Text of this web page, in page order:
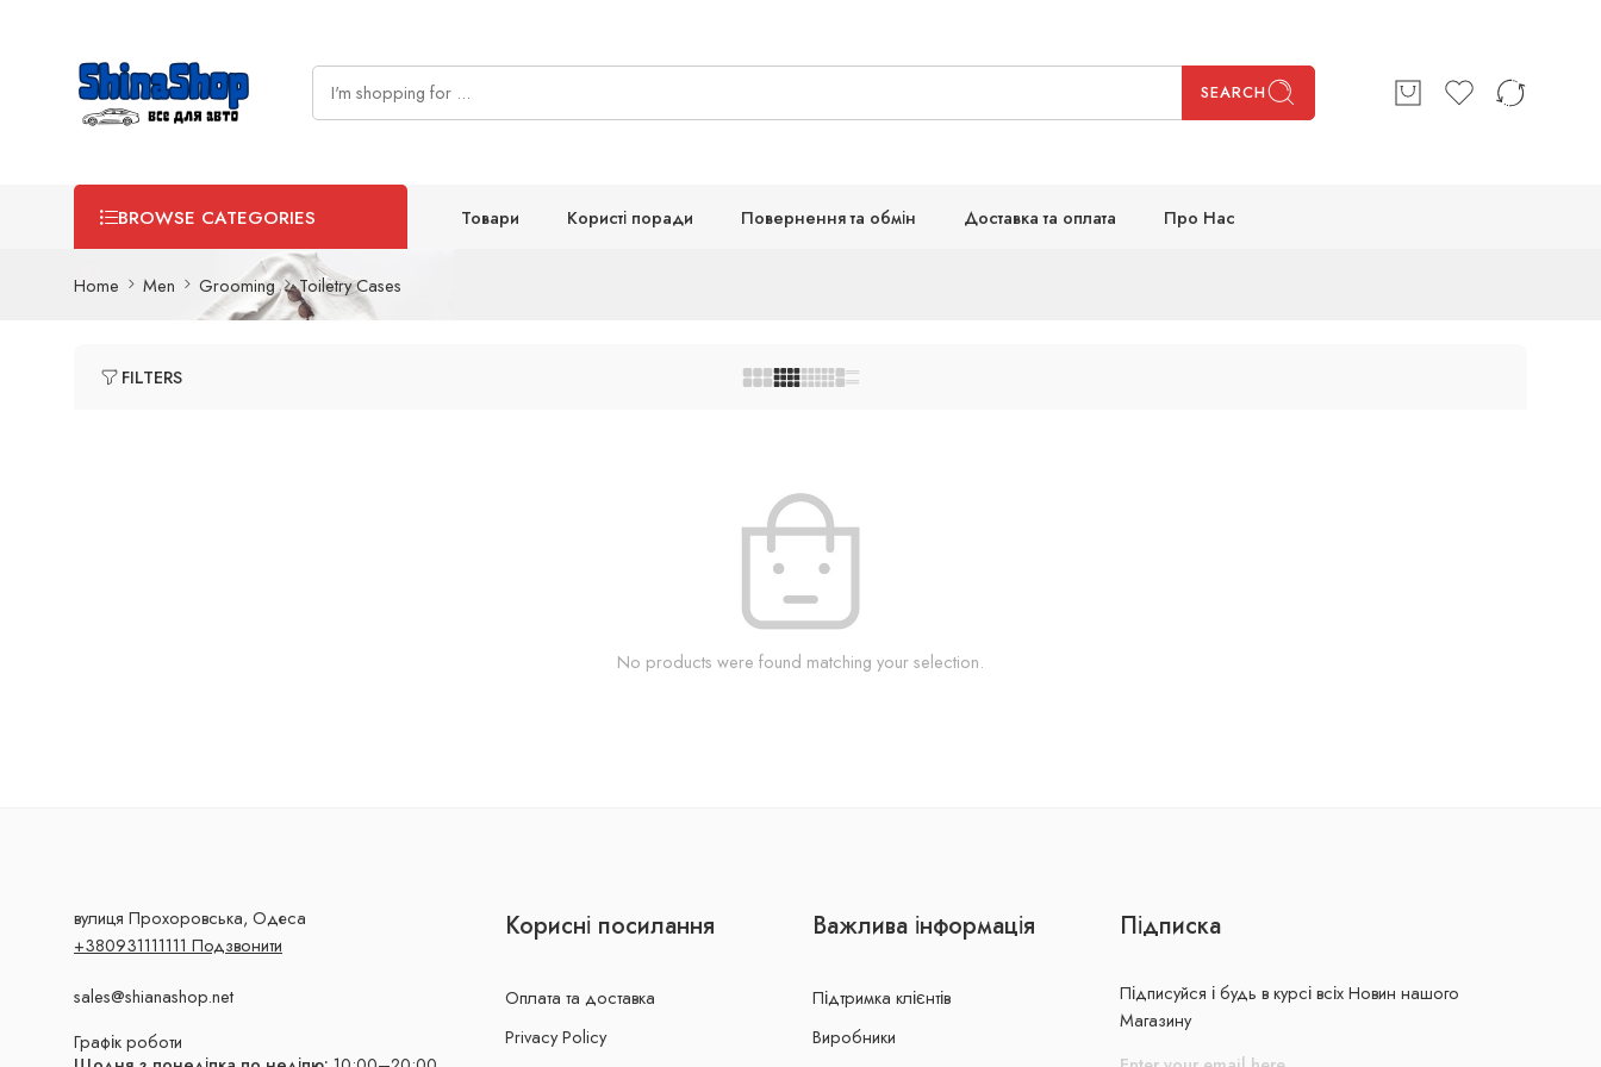
SEARCH
BROWSE CATEGORIES Товари Користі поради Повернення та обмін Доставка та оплата Про Нас
Home Men Grooming Toiletry Cases
FILTERS
No products were found matching your selection.
вулиця Прохоровська, Одеса
+380931111111 Подзвонити
sales@shianashop.net
Графік роботи
Корисні посилання
Оплата та доставка
Privacy Policy
Важлива інформація
Підтримка клієнтів
Виробники
Підписка
Підписуйся і будь в курсі всіх Новин нашого
Магазину